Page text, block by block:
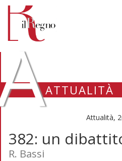
ATTUALITÀ
Attualità,
382: un
R. Bassi